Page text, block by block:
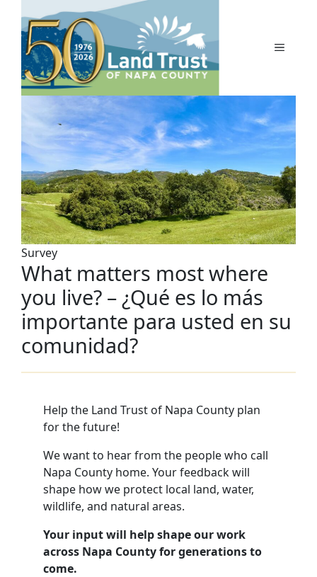
content
MENU
Survey
What matters most where
you live? – ¿Qué es lo más
importante para usted en su
comunidad?
Help the Land Trust of Napa County plan
for the future!
We want to hear from the people who call
Napa County home. Your feedback will
shape how we protect local land, water,
wildlife, and natural areas.
Your input will help shape our work
across Napa County for generations to
come.